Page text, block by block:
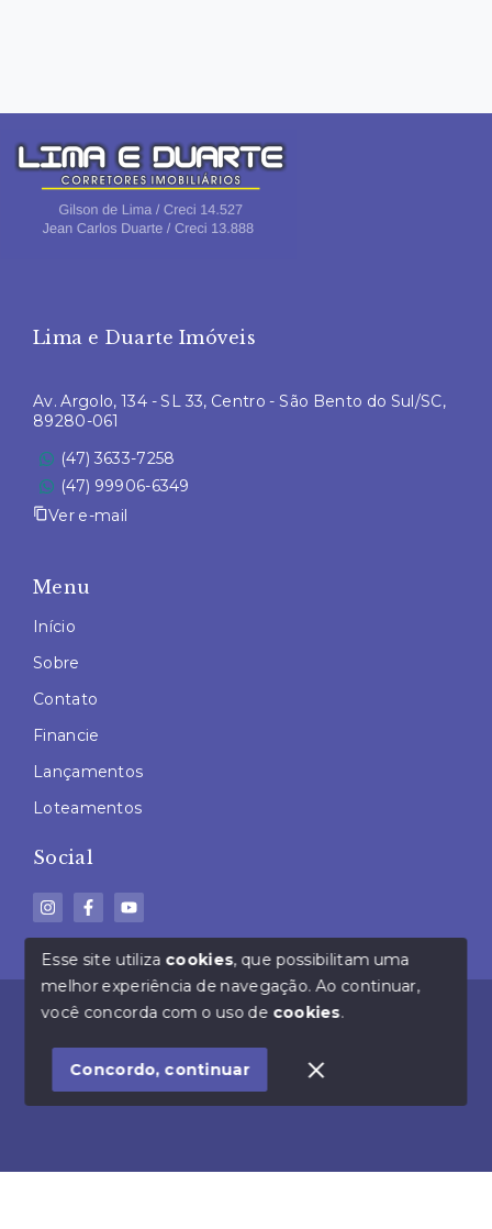
Lima e Duarte Imóveis
Av. Argolo, 134 - SL 33, Centro - São Bento do Sul/SC,
89280-061
(47) 3633-7258
(47) 99906-6349
Ver e-mail
Menu
Início
Sobre
Contato
Financie
Lançamentos
Loteamentos
Social
© Copyright 2026 - Lima e Duarte Imóveis - Todos os
SITE PARA IMOBILIARIA
Esse site utiliza cookies, que possibilitam uma
melhor experiência de navegação.Ao continuar,
você concorda com o uso de cookies.
Concordo, continuar